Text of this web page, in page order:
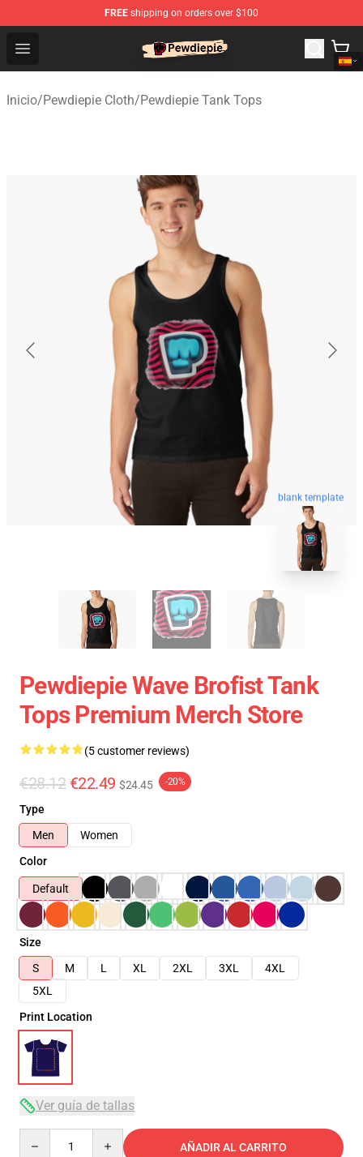
FREE shipping on orders over $100
Open menu
PewDiePie Store - Official PewDiePie Merchandise Shop
Inicio/Pewdiepie Cloth/Pewdiepie Tank Tops
blank template
Pewdiepie Wave Brofist Tank
Tops Premium Merch Store
(5 customer reviews)
€28.12 €22.49 $24.45 -20%
Type
Men
Women
Color
Default
Size
S
M L XL 2XL 3XL
4XL
5XL
Print Location
Ver guía de tallas
AÑADIR AL CARRITO